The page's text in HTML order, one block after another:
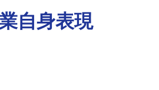
自身表現